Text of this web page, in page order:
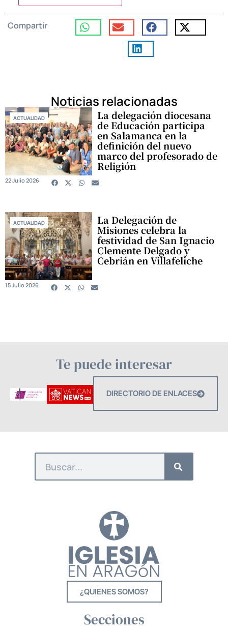
Compartir
Noticias relacionadas
ACTUALIDAD La delegación diocesana
de Educación participa
en Salamanca en la
definición del nuevo
marco del profesorado de
Religión
22 Julio 2026
ACTUALIDAD La Delegación de
Misiones celebra la
festividad de San Ignacio
Clemente Delgado y
Cebrián en Villafeliche
15 Julio 2026
Te puede interesar
DIRECTORIO DE ENLACES
¿QUIENES SOMOS?
Secciones